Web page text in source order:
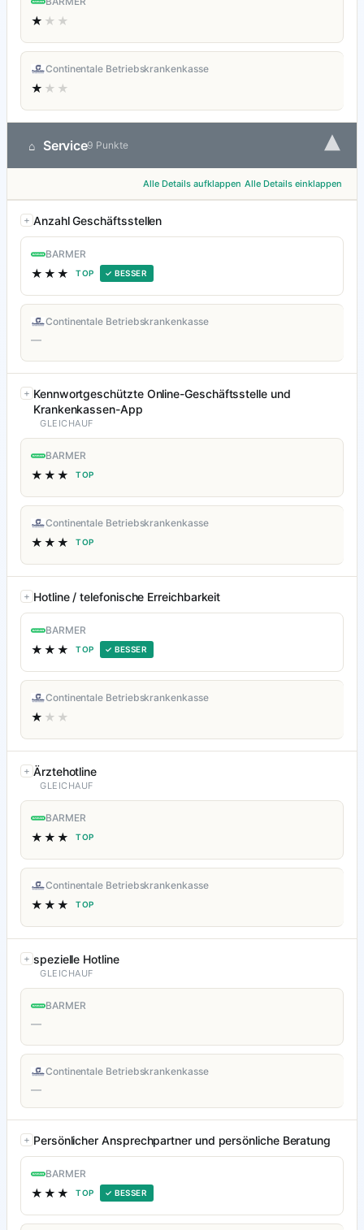
★ ★★
Continentale Betriebskrankenkasse
★ ★★
⌂ Service9 Punkte ▾
Alle Details aufklappen Alle Details einklappen
Anzahl Geschäftsstellen
BARMER
★★★ TOP ✓ BESSER
Continentale Betriebskrankenkasse
—
Kennwortgeschützte Online-Geschäftsstelle und
Krankenkassen-App
GLEICHAUF
BARMER
★★★ TOP
Continentale Betriebskrankenkasse
★★★ TOP
Hotline / telefonische Erreichbarkeit
BARMER
★★★ TOP ✓ BESSER
Continentale Betriebskrankenkasse
★ ★★
Ärztehotline
GLEICHAUF
BARMER
★★★ TOP
Continentale Betriebskrankenkasse
★★★ TOP
spezielle Hotline
GLEICHAUF
BARMER
—
Continentale Betriebskrankenkasse
—
Persönlicher Ansprechpartner und persönliche Beratung
BARMER
★★★ TOP ✓ BESSER